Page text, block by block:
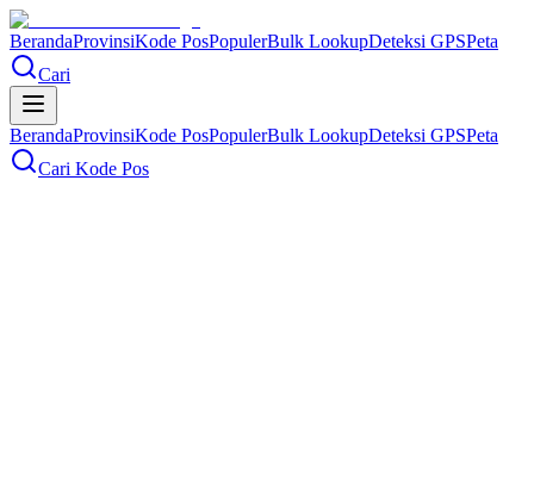
BerandaProvinsiKode PosPopulerBulk LookupDeteksi GPSPeta
Cari
BerandaProvinsiKode PosPopulerBulk LookupDeteksi GPSPeta
Cari Kode Pos